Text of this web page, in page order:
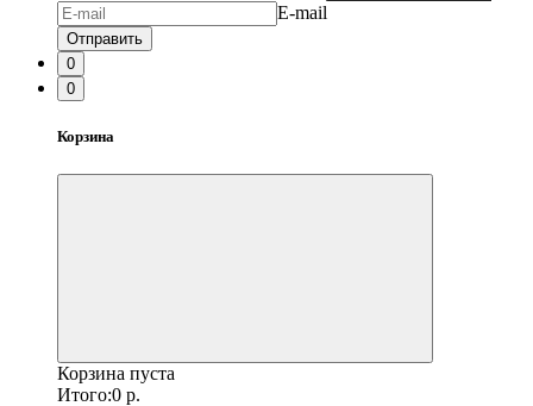
E-mail
Отправить
0
0
Корзина
Корзина пуста
Итого:0 р.